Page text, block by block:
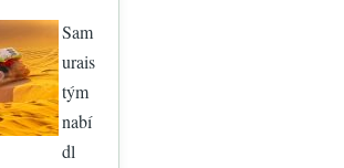
Sam
urais
tým
nabí
dl